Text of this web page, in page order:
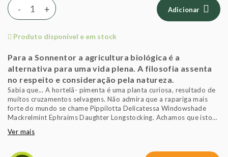
+
- Adicionar
Produto disponível e em stock
Para a Sonnentor a agricultura biológica é a
alternativa para uma vida plena. A filosofia assenta
no respeito e consideração pela natureza.
Sabia que... A hortelã- pimenta é uma planta curiosa, resultado de
muitos cruzamentos selvagens. Não admira que a rapariga mais
forte do mundo se chame Pippilotta Delicatessa Windowshade
Mackrelmint Ephraims Daughter Longstocking. Achamos que isto
Ver mais